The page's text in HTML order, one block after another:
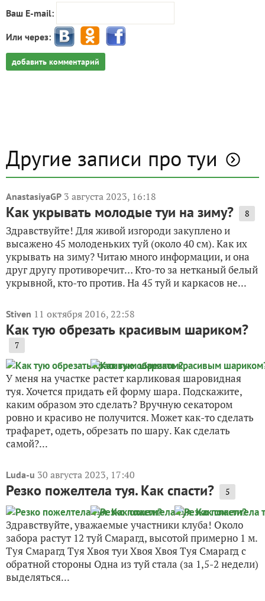
Ваш E-mail:
Или через:
добавить комментарий
Другие записи про туи
AnastasiyaGP 3 августа 2023, 16:18
Как укрывать молодые туи на зиму? 8
Здравствуйте! Для живой изгороди закуплено и
высажено 45 молоденьких туй (около 40 см). Как их
укрывать на зиму? Читаю много информации, и она
друг другу противоречит… Кто-то за нетканый белый
укрывной, кто-то против. На 45 туй и каркасов не...
Stiven 11 октября 2016, 22:58
Как тую обрезать красивым шариком?
7
У меня на участке растет карликовая шаровидная
туя. Хочется придать ей форму шара. Подскажите,
каким образом это сделать? Вручную секатором
ровно и красиво не получится. Может как-то сделать
трафарет, одеть, обрезать по шару. Как сделать
самой?...
Luda-u 30 августа 2023, 17:40
Резко пожелтела туя. Как спасти? 5
Здравствуйте, уважаемые участники клуба! Около
забора растут 12 туй Смарагд, высотой примерно 1 м.
Туя Смарагд Туя Хвоя туи Хвоя Хвоя Туя Смарагд с
обратной стороны Одна из туй стала (за 1,5-2 недели)
выделяться...